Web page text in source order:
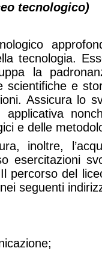
tecnologico)
tecnologia.
la
scientifiche e
Assicura lo
e delle
inoltre,
esercitazioni
percorso del
seguenti